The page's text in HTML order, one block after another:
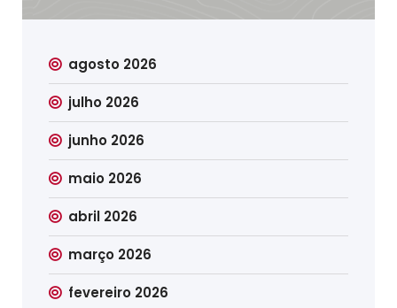
agosto 2026
julho 2026
junho 2026
maio 2026
abril 2026
março 2026
fevereiro 2026